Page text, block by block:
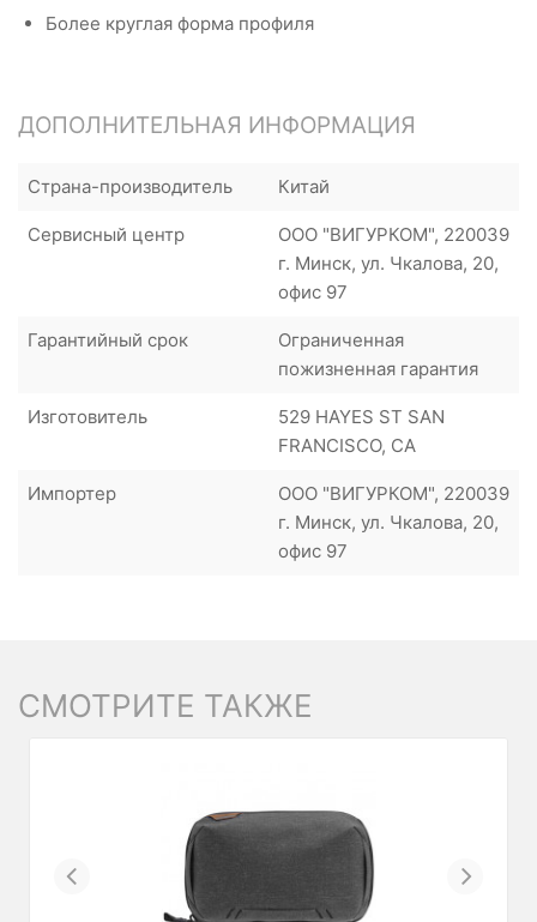
Более круглая форма профиля
ДОПОЛНИТЕЛЬНАЯ ИНФОРМАЦИЯ
Страна-производитель Китай
Сервисный центр
ООО "ВИГУРКОМ", 220039
г. Минск, ул. Чкалова, 20,
офис 97
Гарантийный срок
Ограниченная
пожизненная гарантия
Изготовитель
529 HAYES ST SAN
FRANCISCO, CA
Импортер
ООО "ВИГУРКОМ", 220039
г. Минск, ул. Чкалова, 20,
офис 97
СМОТРИТЕ ТАКЖЕ
Previous Next